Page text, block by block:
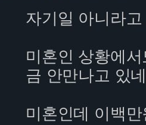
자기일 아니라
미혼인 상황에
금 안만나고 있
미혼인데 이백